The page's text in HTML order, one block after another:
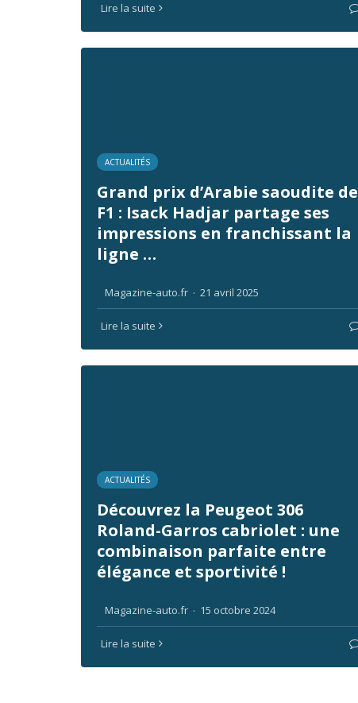
Lire la suite
ACTUALITÉS
Grand prix d’Arabie saoudite de
F1 : Isack Hadjar partage ses
impressions en franchissant la
ligne …
Magazine-auto.fr · 21 avril 2025
Lire la suite
ACTUALITÉS
Découvrez la Peugeot 306
Roland-Garros cabriolet : une
combinaison parfaite entre
élégance et sportivité !
Magazine-auto.fr · 15 octobre 2024
Lire la suite